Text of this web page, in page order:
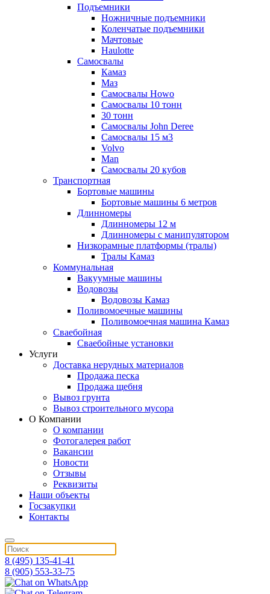
Подъемники
Ножничные подъемники
Коленчатые подъемники
Мачтовые
Haulotte
Самосвалы
Камаз
Маз
Самосвалы Howo
Самосвалы 10 тонн
30 тонн
Самосвалы John Deree
Самосвалы 15 м3
Volvo
Man
Самосвалы 20 кубов
Транспортная
Бортовые машины
Бортовые машины 6 метров
Длинномеры
Длинномеры 12 м
Длинномеры с манипулятором
Низкорамные платформы (тралы)
Тралы Камаз
Коммунальная
Вакуумные машины
Водовозы
Водовозы Камаз
Поливомоечные машины
Поливомоечная машина Камаз
Сваебойная
Сваебойные установки
Услуги
Доставка нерудных материалов
Продажа песка
Продажа щебня
Вывоз грунта
Вывоз строительного мусора
О Компании
О компании
Фотогалерея работ
Вакансии
Новости
Отзывы
Реквизиты
Наши объекты
Госзакупки
Контакты
8 (495) 135-41-41
8 (905) 553-33-75